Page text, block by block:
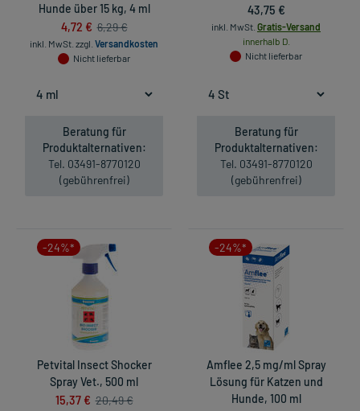
Hunde über 15 kg, 4 ml
4,72 € 6,29 €
inkl. MwSt. zzgl. Versandkosten
Nicht lieferbar
Beratung für
Produktalternativen:
Tel. 03491-8770120
(gebührenfrei)
43,75 €
inkl. MwSt. Gratis-Versand
innerhalb D.
Nicht lieferbar
Beratung für
Produktalternativen:
Tel. 03491-8770120
(gebührenfrei)
-24%*
Petvital Insect Shocker
Spray Vet., 500 ml
15,37 € 20,49 €
-24%*
Amflee 2,5 mg/ml Spray
Lösung für Katzen und
Hunde, 100 ml